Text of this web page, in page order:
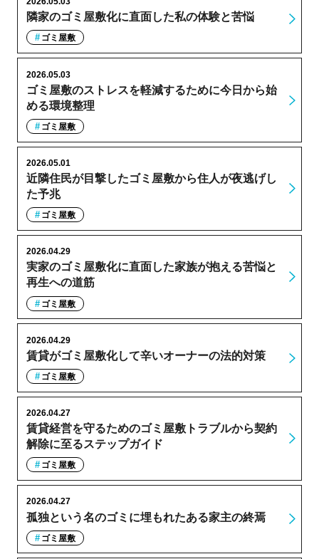
隣家のゴミ屋敷化に直面した私の体験と苦悩
ゴミ屋敷
ゴミ屋敷のストレスを軽減するために今日から始
める環境整理
2026.05.03
ゴミ屋敷
近隣住民が目撃したゴミ屋敷から住人が夜逃げし
た予兆
2026.05.01
ゴミ屋敷
実家のゴミ屋敷化に直面した家族が抱える苦悩と
再生への道筋
2026.04.29
ゴミ屋敷
賃貸がゴミ屋敷化して辛いオーナーの法的対策
2026.04.29
ゴミ屋敷
賃貸経営を守るためのゴミ屋敷トラブルから契約
解除に至るステップガイド
2026.04.27
ゴミ屋敷
孤独という名のゴミに埋もれたある家主の終焉
2026.04.27
ゴミ屋敷